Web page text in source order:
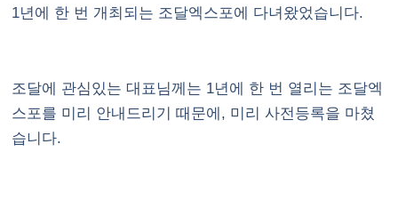
1년에 한 번 개최되는 조달엑스포에 다녀왔었습니다.
조달에 관심있는 대표님께는 1년에 한 번 열리는 조달엑
스포를 미리 안내드리기 때문에, 미리 사전등록을 마쳤
습니다.